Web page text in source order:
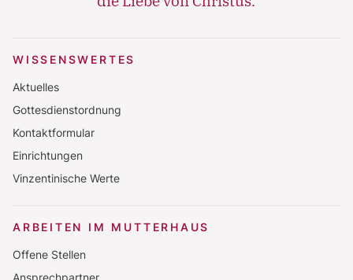
WISSENSWERTES
Aktuelles
Gottesdienstordnung
Kontaktformular
Einrichtungen
Vinzentinische Werte
ARBEITEN IM MUTTERHAUS
Offene Stellen